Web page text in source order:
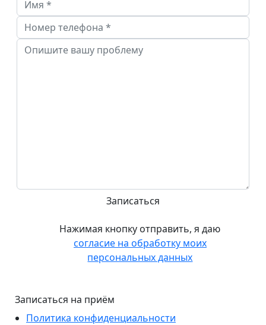
Нажимая кнопку отправить, я даю
согласие на обработку моих
персональных данных
Записаться на приём
Политика конфиденциальности